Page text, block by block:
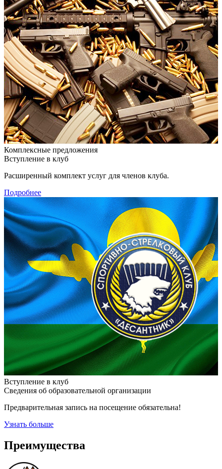
Комплексные предложения
Вступление в клуб
Расширенный комплект услуг для членов клуба.
Подробнее
Вступление в клуб
Сведения об образовательной организации
Предварительная запись на посещение обязательна!
Узнать больше
Преимущества